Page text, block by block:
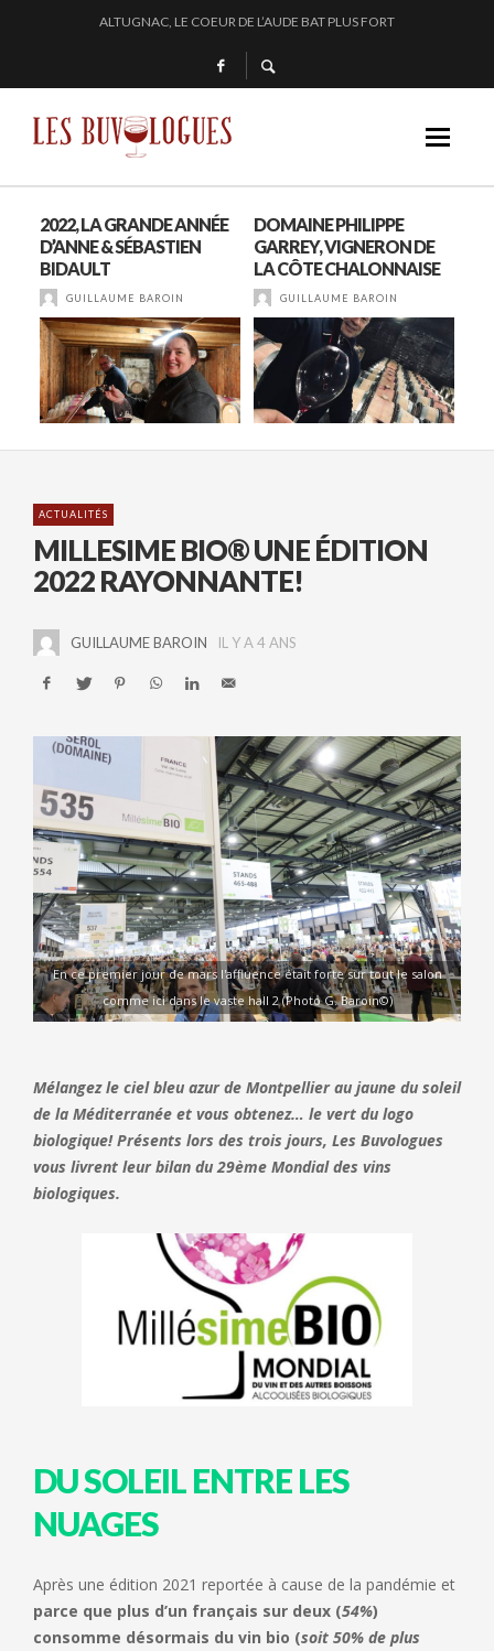
ALTUGNAC, LE COEUR DE L’AUDE BAT PLUS FORT
EN 2024, JULIE PITOISET DESSINE LE TRIANGLE DES MOULIN À VENT
« SECRET D’OCÉAN » : LA MAISON BICHOT REPOUSSE LES FRONTIÈRES DE
2022, LA GRANDE ANNÉE
D’ANNE & SÉBASTIEN
BIDAULT
GUILLAUME BAROIN
DOMAINE PHILIPPE
GARREY, VIGNERON DE
LA CÔTE CHALONNAISE
GUILLAUME BAROIN
ACTUALITÉS
MILLESIME BIO® UNE ÉDITION
2022 RAYONNANTE!
GUILLAUME BAROIN IL Y A 4 ANS
En ce premier jour de mars l'affluence était forte sur tout le salon
comme ici dans le vaste hall 2 (Photo G. Baroin©)
Mélangez le ciel bleu azurde Montpellier au jaune du soleil
de la Méditerranée et vous obtenez… le vert du logo
biologique! Présents lors des trois jours, Les Buvologues
vous livrent leur bilan du 29ème Mondial des vins
biologiques.
DU SOLEIL ENTRE LES
NUAGES
Après une édition 2021 reportée à cause de la pandémie et
parce que plus d’un français sur deux (54%)
consomme désormais du vin bio (soit 50% de plus